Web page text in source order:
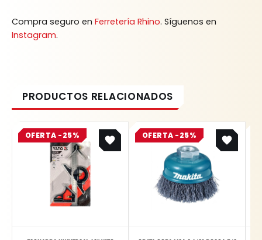
Compra seguro en Ferretería Rhino. Síguenos en
Instagram.
OFERTA -25%
Original
price
was:
$ 75.200.
Current
price
is:
$ 56.400.
OFERTA -25%
Original
price
was:
$ 15.537.
Current
price
is:
$ 11.653.